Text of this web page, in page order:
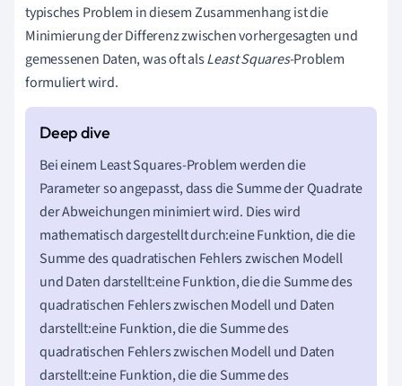
typisches Problem in diesem Zusammenhang ist die
Minimierung der Differenz zwischen vorhergesagten und
gemessenen Daten, was oft alsLeast Squares-Problem
formuliert wird.
Bei einem Least Squares-Problem werden die
Parameter so angepasst, dass die Summe der Quadrate
der Abweichungen minimiert wird. Dies wird
mathematisch dargestellt durch:eine Funktion, die die
Summe des quadratischen Fehlers zwischen Modell
und Daten darstellt:eine Funktion, die die Summe des
quadratischen Fehlers zwischen Modell und Daten
darstellt:eine Funktion, die die Summe des
quadratischen Fehlers zwischen Modell und Daten
darstellt:eine Funktion, die die Summe des